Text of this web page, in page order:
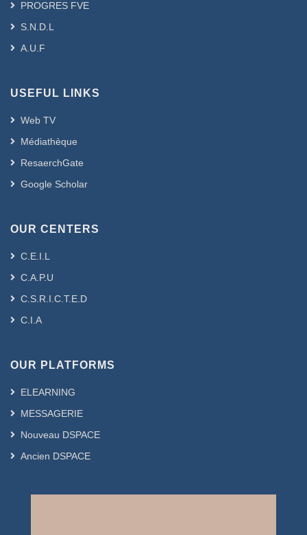
PROGRES FVE
S.N.D.L
A.U.F
USEFUL LINKS
Web TV
Médiathèque
ResaerchGate
Google Scholar
OUR CENTERS
C.E.I.L
C.A.P.U
C.S.R.I.C.T.E.D
C.I.A
OUR PLATFORMS
ELEARNING
MESSAGERIE
Nouveau DSPACE
Ancien DSPACE